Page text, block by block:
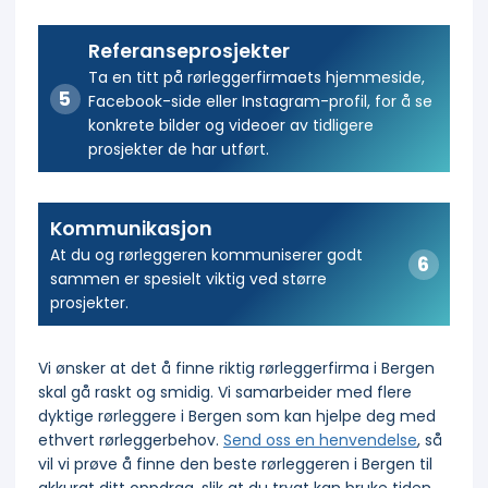
Referanseprosjekter
Ta en titt på rørleggerfirmaets hjemmeside,
Facebook-side eller Instagram-profil, for å se
konkrete bilder og videoer av tidligere
prosjekter de har utført.
Kommunikasjon
At du og rørleggeren kommuniserer godt
sammen er spesielt viktig ved større
prosjekter.
Vi ønsker at det å finne riktig rørleggerfirma i Bergen
skal gå raskt og smidig. Vi samarbeider med flere
dyktige rørleggere i Bergen som kan hjelpe deg med
ethvert rørleggerbehov. Send oss en henvendelse, så
vil vi prøve å finne den beste rørleggeren i Bergen til